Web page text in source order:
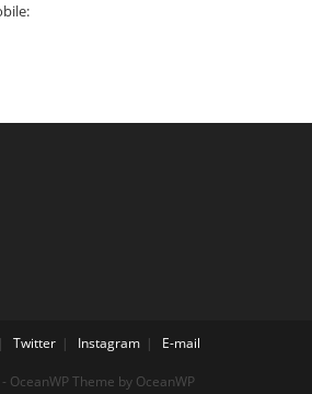
Twitter Instagram E-mail
OceanWP Theme by OceanWP